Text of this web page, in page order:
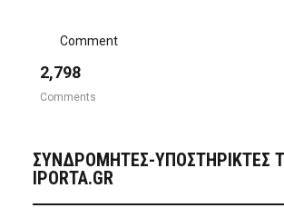
Comment
2,798
Comments
ΣΥΝΔΡΟΜΗΤΈΣ-ΥΠΟΣΤΗΡΙΚΤΈΣ
IPORTA.GR